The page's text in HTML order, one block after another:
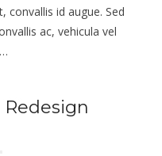
convallis id augue. Sed
ac, vehicula vel